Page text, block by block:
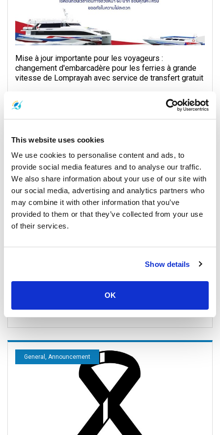
This website uses cookies
We use cookies to personalise content and ads, to
provide social media features and to analyse our traffic.
We also share information about your use of our site with
our social media, advertising and analytics partners who
may combine it with other information that you’ve
provided to them or that they’ve collected from your use
of their services.
Show details
OK
Mise à jour importante pour les voyageurs :
changement d'embarcadère pour les ferries à grande
vitesse de Lomprayah avec service de transfert gratuit
General, Weather, Announcement
Prévisions météorologiques et marées pour le Golfe
General, Announcement